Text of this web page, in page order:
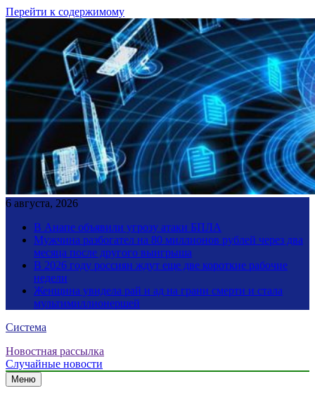
Перейти к содержимому
6 августа, 2026
В Анапе объявили угрозу атаки БПЛА
Мужчина разбогател на 80 миллионов рублей через два
месяца после другого выигрыша
В 2026 году россиян ждут еще две короткие рабочие
недели
Женщина увидела рай и ад на грани смерти и стала
мультимиллионершей
Система
Новостная рассылка
Случайные новости
Меню